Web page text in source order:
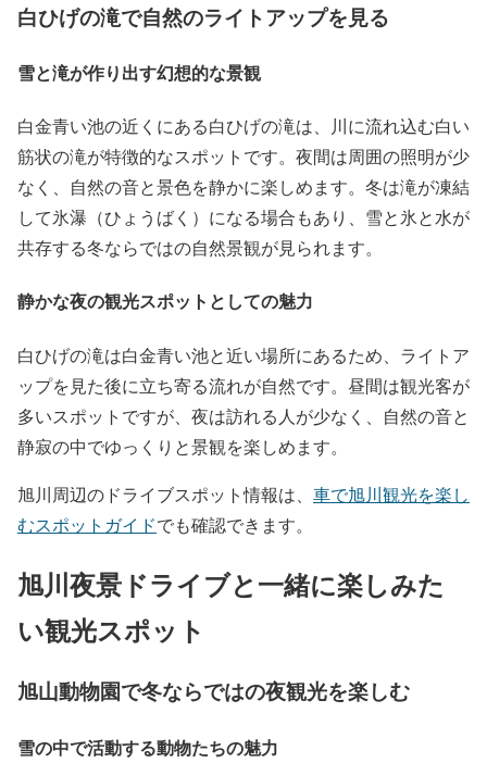
白ひげの滝で自然のライトアップを見る
雪と滝が作り出す幻想的な景観
白金青い池の近くにある白ひげの滝は、川に流れ込む白い
筋状の滝が特徴的なスポットです。夜間は周囲の照明が少
なく、自然の音と景色を静かに楽しめます。冬は滝が凍結
して氷瀑（ひょうばく）になる場合もあり、雪と氷と水が
共存する冬ならではの自然景観が見られます。
静かな夜の観光スポットとしての魅力
白ひげの滝は白金青い池と近い場所にあるため、ライトア
ップを見た後に立ち寄る流れが自然です。昼間は観光客が
多いスポットですが、夜は訪れる人が少なく、自然の音と
静寂の中でゆっくりと景観を楽しめます。
旭川周辺のドライブスポット情報は、 車で旭川観光を楽し
むスポットガイドでも確認できます。
旭川夜景ドライブと一緒に楽しみた
い観光スポット
旭山動物園で冬ならではの夜観光を楽しむ
雪の中で活動する動物たちの魅力